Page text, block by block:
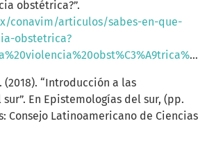
obstétrica?”.
conavim/articulos/sabes-en-que-
obstetrica?
(2018). “Introducción a las
En Epistemologías del sur, (pp.
Consejo Latinoamericano de Ciencias